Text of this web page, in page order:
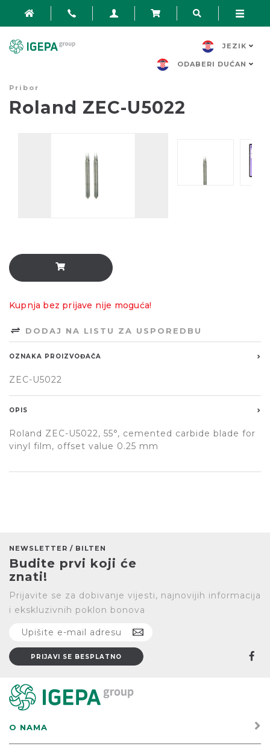
JEZIK
ODABERI DUĆAN
Pribor
Roland ZEC-U5022
Kupnja bez prijave nije moguća!
DODAJ NA LISTU ZA USPOREDBU
OZNAKA PROIZVOĐAČA
ZEC-U5022
OPIS
Roland ZEC-U5022, 55°, cemented carbide blade for
vinyl film, offset value 0.25 mm
NEWSLETTER / BILTEN
Budite prvi koji će
znati!
Prijavite se za dobivanje vijesti, najnovijih informacija
i ekskluzivnih poklon bonova
O NAMA